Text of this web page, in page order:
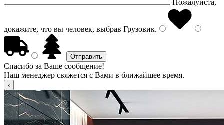
Пожалуйста,
докажите, что вы человек, выбрав Грузовик.
Спасибо за Ваше сообщение!
Наш менеджер свяжется с Вами в ближайшее время.